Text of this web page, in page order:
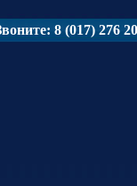
8 (017) 276